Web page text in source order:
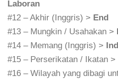
Laboran
#12 – Akhir (Inggris) > End
#13 – Mungkin / Usahakan >
#14 – Memang (Inggris) >
#15 – Perserikatan / Ikatan >
#16 – Wilayah yang dibagi